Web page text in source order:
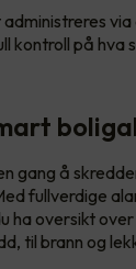
via
kontroll på hva
gang å
fullverdige
ha oversikt
til brann og